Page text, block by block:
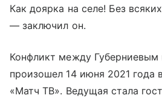
Как доярка на селе! Без
— заключил он.
Конфликт между Губерниевым
произошел 14 июня 2021 года
«Матч ТВ». Ведущая стала